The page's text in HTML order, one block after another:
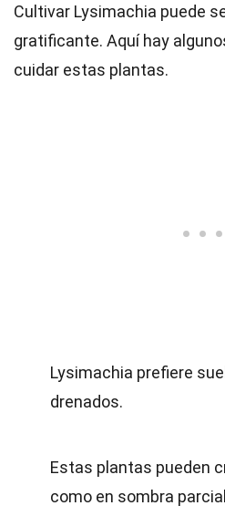
Cultivar Lysimachia puede
gratificante. Aquí hay
cuidar estas plantas.
Lysimachia prefiere
drenados.
Estas plantas pueden
como en sombra